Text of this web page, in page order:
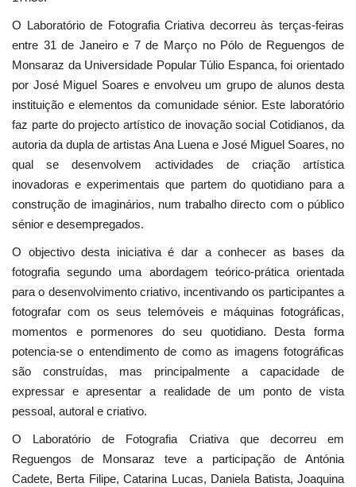
O Laboratório de Fotografia Criativa decorreu às terças-feiras
entre 31 de Janeiro e 7 de Março no Pólo de Reguengos de
Monsaraz da Universidade Popular Túlio Espanca, foi orientado
por José Miguel Soares e envolveu um grupo de alunos desta
instituição e elementos da comunidade sénior. Este laboratório
faz parte do projecto artístico de inovação social Cotidianos, da
autoria da dupla de artistas Ana Luena e José Miguel Soares, no
qual se desenvolvem actividades de criação artística
inovadoras e experimentais que partem do quotidiano para a
construção de imaginários, num trabalho directo com o público
sénior e desempregados.
O objectivo desta iniciativa é dar a conhecer as bases da
fotografia segundo uma abordagem teórico-prática orientada
para o desenvolvimento criativo, incentivando os participantes a
fotografar com os seus telemóveis e máquinas fotográficas,
momentos e pormenores do seu quotidiano. Desta forma
potencia-se o entendimento de como as imagens fotográficas
são construídas, mas principalmente a capacidade de
expressar e apresentar a realidade de um ponto de vista
pessoal, autoral e criativo.
O Laboratório de Fotografia Criativa que decorreu em
Reguengos de Monsaraz teve a participação de Antónia
Cadete, Berta Filipe, Catarina Lucas, Daniela Batista, Joaquina